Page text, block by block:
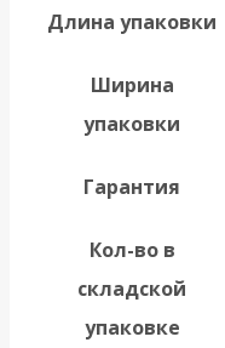
Длина упаковки
Ширина
упаковки
Гарантия
Кол-во в
складской
упаковке